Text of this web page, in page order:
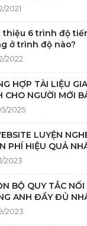
2021
thiệu 6 trình độ
ở trình độ nào?
2022
HỢP TÀI LIỆU
CHO NGƯỜI MỚI
2025
LUYỆN
PHÍ HIỆU QUẢ
2023
BỘ QUY TẮC
ANH ĐẦY ĐỦ
2023